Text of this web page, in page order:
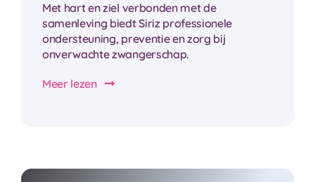
Met hart en ziel verbonden met de
samenleving biedt Siriz professionele
ondersteuning, preventie en zorg bij
onverwachte zwangerschap.
Meer lezen